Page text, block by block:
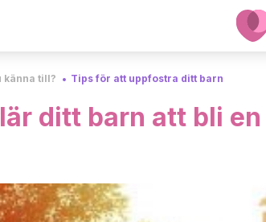
känna till? Tips för att uppfostra ditt barn
ditt barn att bli